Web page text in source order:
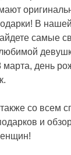
В
самые
марта, день
со всем
и
!